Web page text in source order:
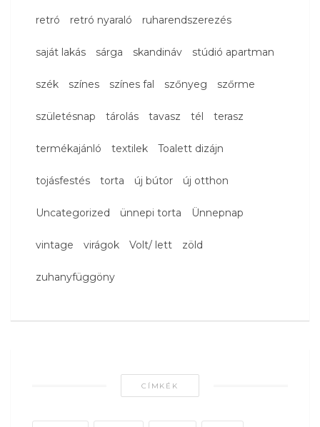
retró retró nyaraló ruharendszerezés
saját lakás sárga skandináv stúdió apartman
szék színes színes fal szőnyeg szőrme
születésnap tárolás tavasz tél terasz
termékajánló textilek Toalett dizájn
tojásfestés torta új bútor új otthon
Uncategorized ünnepi torta Ünnepnap
vintage virágok Volt/ lett zöld
zuhanyfüggöny
CÍMKÉK